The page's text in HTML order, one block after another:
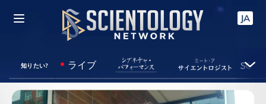
JA
知りたい? ライブ